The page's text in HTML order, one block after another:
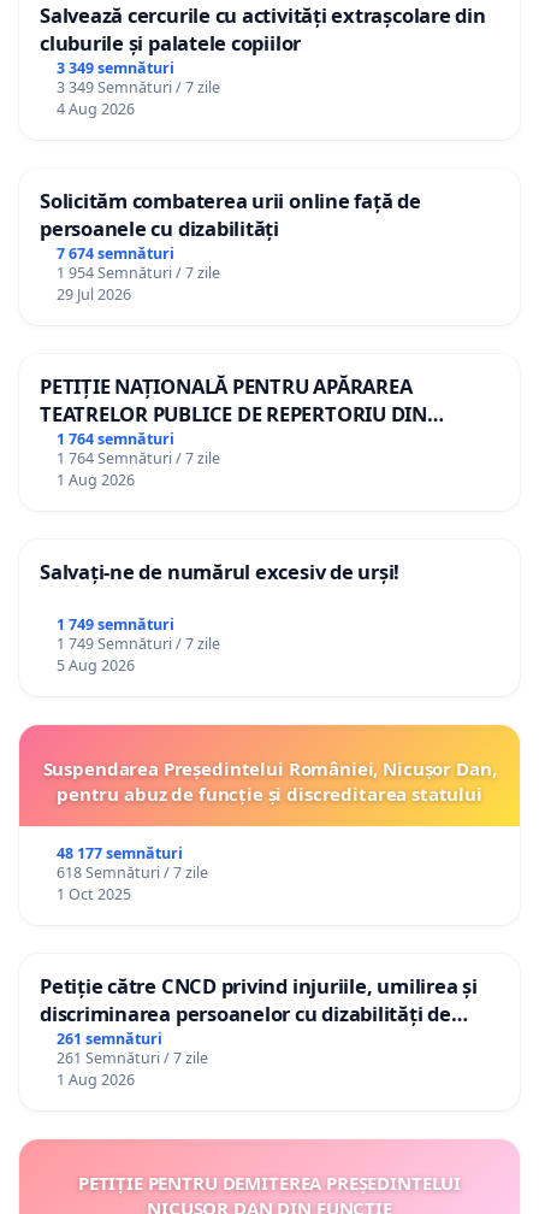
Salvează cercurile cu activități extrașcolare din
cluburile și palatele copiilor
3 349 semnături
3 349 Semnături / 7 zile
4 Aug 2026
Solicităm combaterea urii online față de
persoanele cu dizabilități
7 674 semnături
1 954 Semnături / 7 zile
29 Jul 2026
PETIȚIE NAȚIONALĂ PENTRU APĂRAREA
TEATRELOR PUBLICE DE REPERTORIU DIN
ROMÂNIA
1 764 semnături
1 764 Semnături / 7 zile
1 Aug 2026
Salvați-ne de numărul excesiv de urși!
1 749 semnături
1 749 Semnături / 7 zile
5 Aug 2026
Suspendarea Președintelui României, Nicușor Dan,
pentru abuz de funcție și discreditarea statului
48 177 semnături
618 Semnături / 7 zile
1 Oct 2025
Petiție către CNCD privind injuriile, umilirea și
discriminarea persoanelor cu dizabilități de
către utilizatorul TikTok „Gorici”
261 semnături
261 Semnături / 7 zile
1 Aug 2026
PETIȚIE PENTRU DEMITEREA PREȘEDINTELUI
NICUȘOR DAN DIN FUNCȚIE